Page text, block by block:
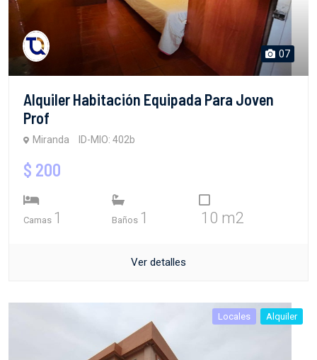
07
Alquiler Habitación Equipada Para Joven
Prof
Miranda ID-MIO: 402b
$ 200
Camas 1 Baños 1 10 m2
Ver detalles
Locales Alquiler